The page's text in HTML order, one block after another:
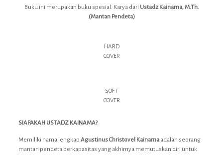
Buku ini merupakan buku spesial. Karya dari Ustadz Kainama, M.Th.
(Mantan Pendeta)
HARD
COVER
SOFT
COVER
SIAPAKAH USTADZ KAINAMA?
Memiliki nama lengkapAgustinus Christovel Kainamaadalah seorang
mantan pendeta berkapasitas yang akhirnya memutuskan diri untuk